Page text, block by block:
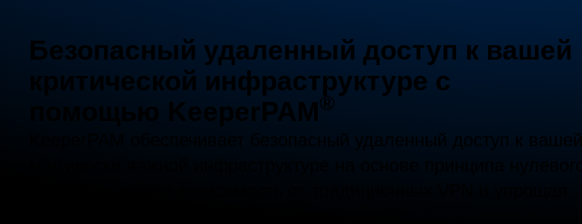
Безопасный удаленный доступ к вашей
критической инфраструктуре с
помощью KeeperPAM®
KeeperPAM обеспечивает безопасный удаленный доступ к вашей